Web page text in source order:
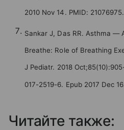
2010 Nov 14. PMID: 21076975.
Sankar J, Das RR. Asthma —
Breathe: Role of Breathing
J Pediatr. 2018
017-2519-6. Epub 2017 Dec
Читайте также: